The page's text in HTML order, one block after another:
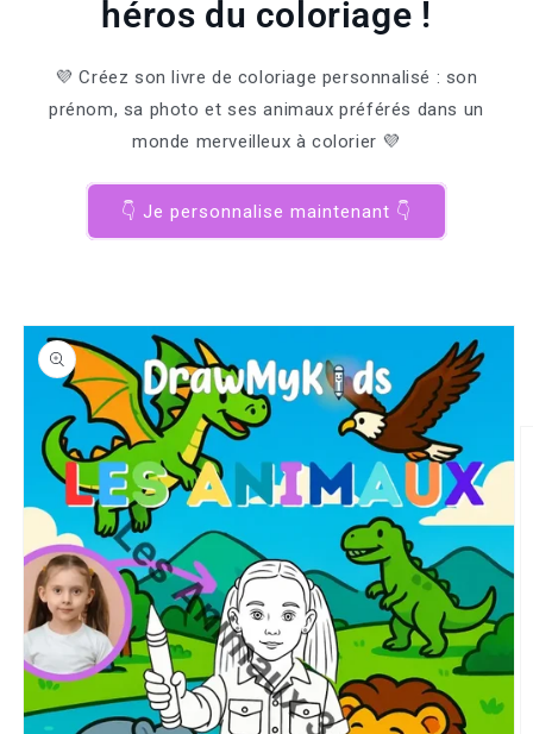
héros du coloriage !
💜 Créez son livre de coloriage personnalisé : son
prénom, sa photo et ses animaux préférés dans un
monde merveilleux à colorier 💜
👇 Je personnalise maintenant 👇
Passer aux
informations
produits